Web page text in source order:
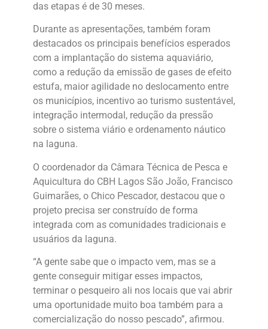
das etapas é de 30 meses.
Durante as apresentações, também foram
destacados os principais benefícios esperados
com a implantação do sistema aquaviário,
como a redução da emissão de gases de efeito
estufa, maior agilidade no deslocamento entre
os municípios, incentivo ao turismo sustentável,
integração intermodal, redução da pressão
sobre o sistema viário e ordenamento náutico
na laguna.
O coordenador da Câmara Técnica de Pesca e
Aquicultura do CBH Lagos São João, Francisco
Guimarães, o Chico Pescador, destacou que o
projeto precisa ser construído de forma
integrada com as comunidades tradicionais e
usuários da laguna.
“A gente sabe que o impacto vem, mas se a
gente conseguir mitigar esses impactos,
terminar o pesqueiro ali nos locais que vai abrir
uma oportunidade muito boa também para a
comercialização do nosso pescado”, afirmou.